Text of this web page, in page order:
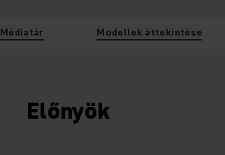
Médiatár Modellek áttekintése
Előnyök